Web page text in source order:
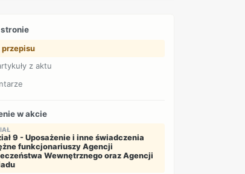
stronie
przepisu
z aktu
w akcie
9 - Uposażenie i inne świadczenia
funkcjonariuszy Agencji
Wewnętrznego oraz Agencji